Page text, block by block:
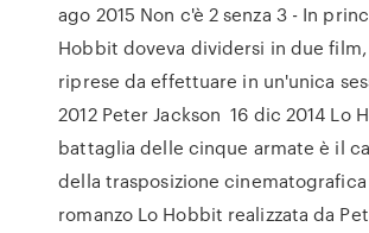
ago 2015 Non c'è 2 senza 3 - In
Hobbit doveva dividersi in due
riprese da effettuare in un'unica
2012 Peter Jackson 16 dic 2014 Lo
battaglia delle cinque armate è il
della trasposizione
romanzo Lo Hobbit realizzata da